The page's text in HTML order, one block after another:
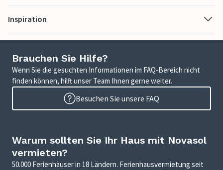
Inspiration
Brauchen Sie Hilfe?
Wenn Sie die gesuchten Informationen im FAQ-Bereich nicht
finden können, hilft unser Team Ihnen gerne weiter.
Besuchen Sie unsere FAQ
Warum sollten Sie Ihr Haus mit Novasol
vermieten?
50.000 Ferienhäuser in 18 Ländern. Ferienhausvermietung seit